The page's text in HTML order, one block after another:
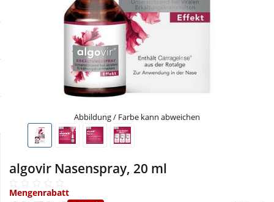
Täglich gut versorgt
Körperpflege & Kosmetik
Mutter & Kind
Nahrungsergänzung
Sanitätshaus
Abbildung / Farbe kann abweichen
algovir Nasenspray, 20 ml
Mengenrabatt